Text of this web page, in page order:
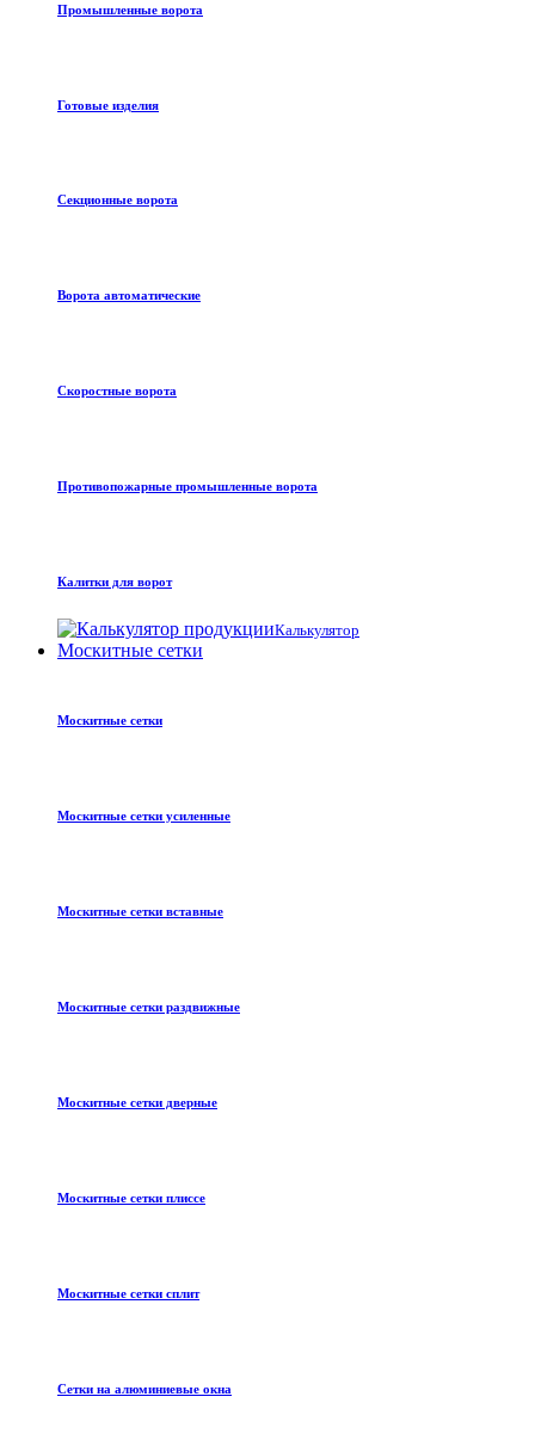
Промышленные ворота
Готовые изделия
Секционные ворота
Ворота автоматические
Скоростные ворота
Противопожарные промышленные ворота
Калитки для ворот
Калькулятор
Москитные сетки
Москитные сетки
Москитные сетки усиленные
Москитные сетки вставные
Москитные сетки раздвижные
Москитные сетки дверные
Москитные сетки плиссе
Москитные сетки сплит
Сетки на алюминиевые окна